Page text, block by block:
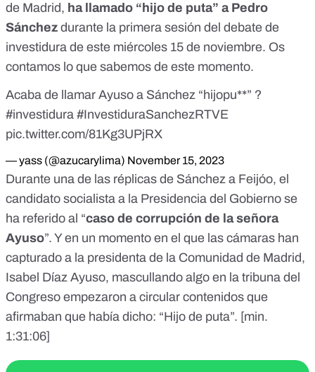
de Madrid, ha llamado “hijo de puta” a Pedro
Sánchez durante la primera sesión del debate de
investidura de este miércoles 15 de noviembre. Os
contamos lo que sabemos de este momento.
Acaba de llamar Ayuso a Sánchez “hijopu**” ?
#investidura #InvestiduraSanchezRTVE
pic.twitter.com/81Kg3UPjRX
— yass (@azucarylima) November 15, 2023
Durante una de las réplicas de Sánchez a Feijóo, el
candidato socialista a la Presidencia del Gobierno se
ha referido al “caso de corrupción de la señora
Ayuso”. Y en un momento en el que las cámaras han
capturado a la presidenta de la Comunidad de Madrid,
Isabel Díaz Ayuso, mascullando algo en la tribuna del
Congreso empezaron a circular contenidos que
afirmaban que había dicho: “Hijo de puta”. [min.
1:31:06]